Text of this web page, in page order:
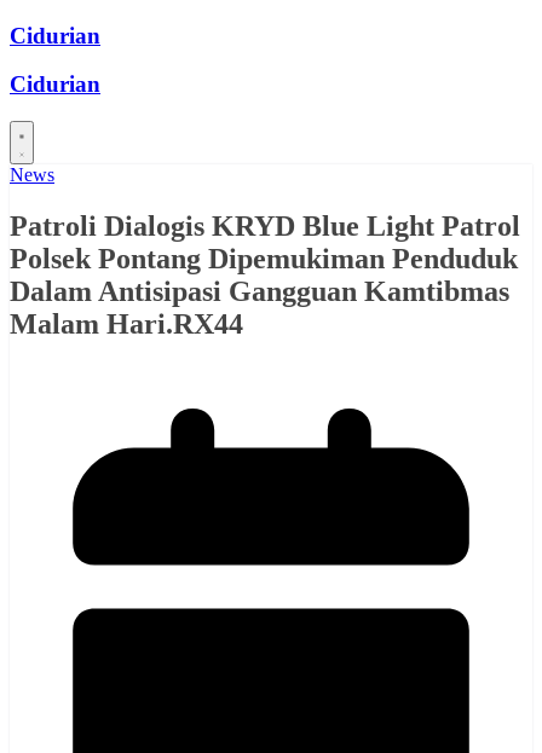
Skip
content
Cidurian
Cidurian
News
Patroli Dialogis KRYD Blue Light Patrol
Polsek Pontang Dipemukiman Penduduk
Dalam Antisipasi Gangguan Kamtibmas
Malam Hari.RX44